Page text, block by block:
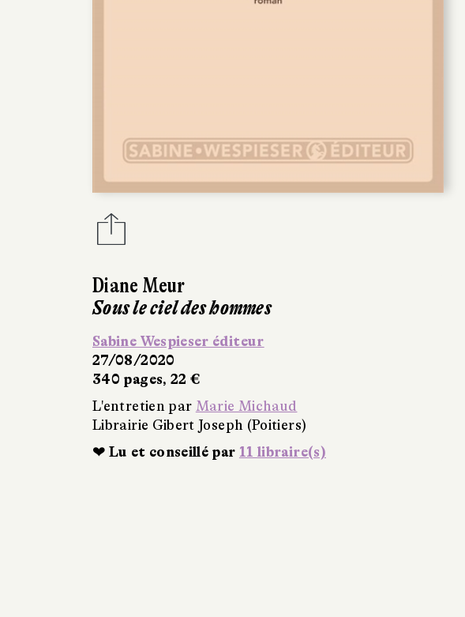
Diane Meur
Sous le ciel des hommes
Sabine Wespieser éditeur
27/08/2020
340 pages, 22 €
L'entretien par Marie Michaud
Librairie Gibert Joseph (Poitiers)
❤ Lu et conseillé par 11 libraire(s)